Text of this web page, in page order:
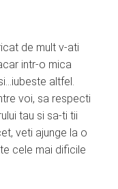
de mult v-ati
intr-o mica
altfel.
voi, sa respecti
tau si sa-ti tii
veti ajunge la o
cele mai dificile